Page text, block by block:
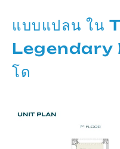
แบบแปลน ใน
Legendary
โด